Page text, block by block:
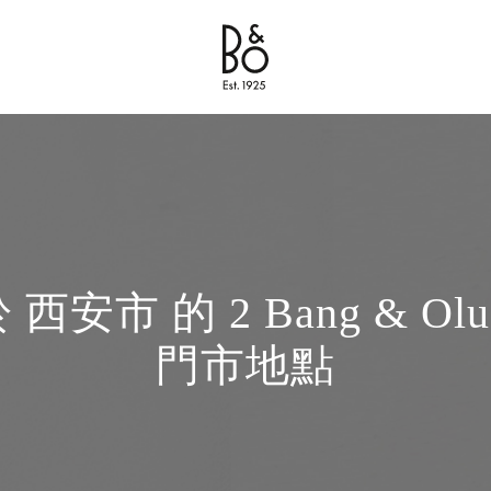
Bang & Olufsen - Exist to Create
Link Opens in New Tab
西安市 的 2 Bang &
門市地點